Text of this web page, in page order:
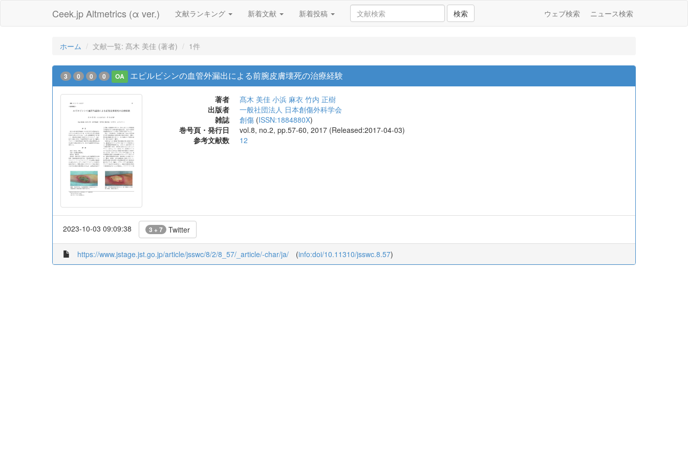
Ceek.jp Altmetrics (α ver.) 文献ランキング 新着文献 新着投稿 検索 ウェブ検索 ニュース検索
ホーム 文献一覧: 髙木 美佳 (著者) 1件
3 0 0 0 OA エピルビシンの血管外漏出による前腕皮膚壊死の治療経験
著者 髙木 美佳 小浜 麻衣 竹内 正樹
出版者
一般社団法人 日本創傷外科学会
雑誌
創傷 (ISSN:1884880X)
巻号頁・発行日
vol.8, no.2, pp.57-60, 2017 (Released:2017-04-03)
参考文献数
12
2023-10-03 09:09:38 3 + 7 Twitter
https://www.jstage.jst.go.jp/article/jsswc/8/2/8_57/_article/-char/ja/ (info:doi/10.11310/jsswc.8.57)